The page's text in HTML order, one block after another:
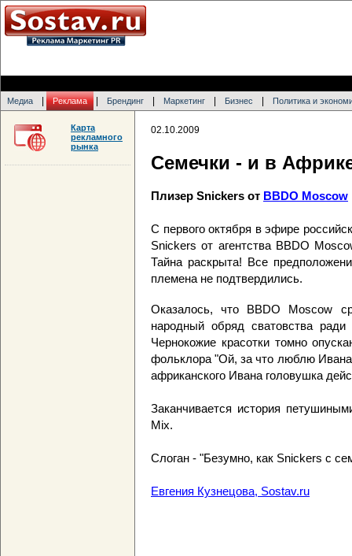
Медиа Реклама Брендинг Маркетинг Бизнес Политика и
02.10.2009
Семечки - и в
Плизер Snickers от BBDO Moscow
С первого октября в эфире
Snickers от агентства BBDO
Тайна раскрыта! Все
племена не подтвердились.
Оказалось, что BBDO Moscow
народный обряд сватовства
Чернокожие красотки томно
фольклора "Ой, за что люблю
африканского Ивана головушка
Заканчивается история
Mix.
Слоган - "Безумно, как Snickers с
Евгения Кузнецова, Sostav.ru
Карта
рекламного
рынка